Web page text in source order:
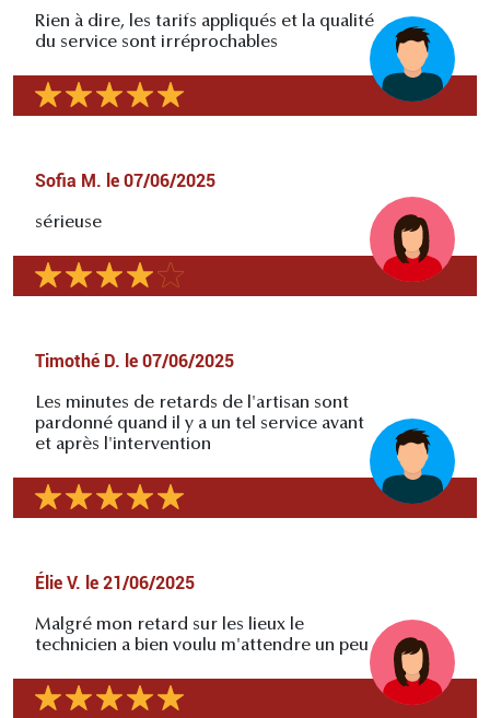
Rien à dire, les tarifs appliqués et la qualité
du service sont irréprochables
Sofia M. le 07/06/2025
sérieuse
Timothé D. le 07/06/2025
Les minutes de retards de l'artisan sont
pardonné quand il y a un tel service avant
et après l'intervention
Élie V. le 21/06/2025
Malgré mon retard sur les lieux le
technicien a bien voulu m'attendre un peu